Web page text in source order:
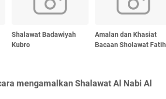
Shalawat Badawiyah
Kubro
Amalan dan Khasiat
Bacaan Sholawat Fatih
mengamalkan Shalawat Al Nabi Al